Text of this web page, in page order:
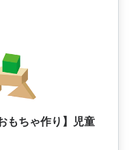
もちゃ作り】児童